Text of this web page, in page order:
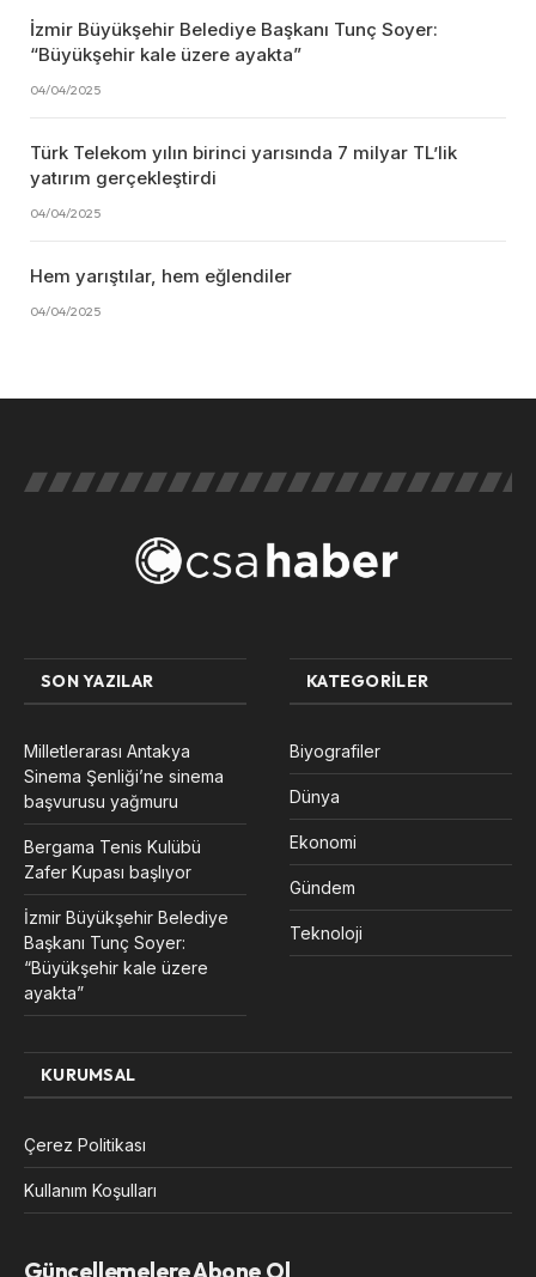
İzmir Büyükşehir Belediye Başkanı Tunç Soyer:
“Büyükşehir kale üzere ayakta”
04/04/2025
Türk Telekom yılın birinci yarısında 7 milyar TL’lik
yatırım gerçekleştirdi
04/04/2025
Hem yarıştılar, hem eğlendiler
04/04/2025
SON YAZILAR
Milletlerarası Antakya
Sinema Şenliği’ne sinema
başvurusu yağmuru
Bergama Tenis Kulübü
Zafer Kupası başlıyor
İzmir Büyükşehir Belediye
Başkanı Tunç Soyer:
“Büyükşehir kale üzere
ayakta”
KATEGORILER
Biyografiler
Dünya
Ekonomi
Gündem
Teknoloji
KURUMSAL
Çerez Politikası
Kullanım Koşulları
Güncellemelere Abone Ol